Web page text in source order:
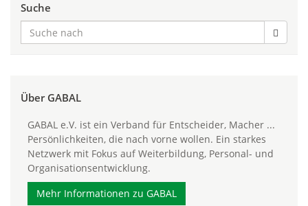
Suche
Über GABAL
GABAL e.V. ist ein Verband für Entscheider, Macher ...
Persönlichkeiten, die nach vorne wollen. Ein starkes
Netzwerk mit Fokus auf Weiterbildung, Personal- und
Organisationsentwicklung.
Mehr Informationen zu GABAL